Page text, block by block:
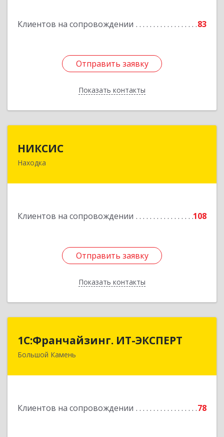
Клиентов на сопровождении 83
Отправить заявку
Показать контакты
Подробнее
Отправить заявку
Назад
НИКСИС
Находка
Клиентов на сопровождении 108
Отправить заявку
Показать контакты
Отправить заявку
Назад
1С:Франчайзинг. ИТ-ЭКСПЕРТ
Большой Камень
Клиентов на сопровождении 78
1С:Франчайзинг. ИТ-ЭКСПЕРТ
692806, Приморский край, Большой Камень г,